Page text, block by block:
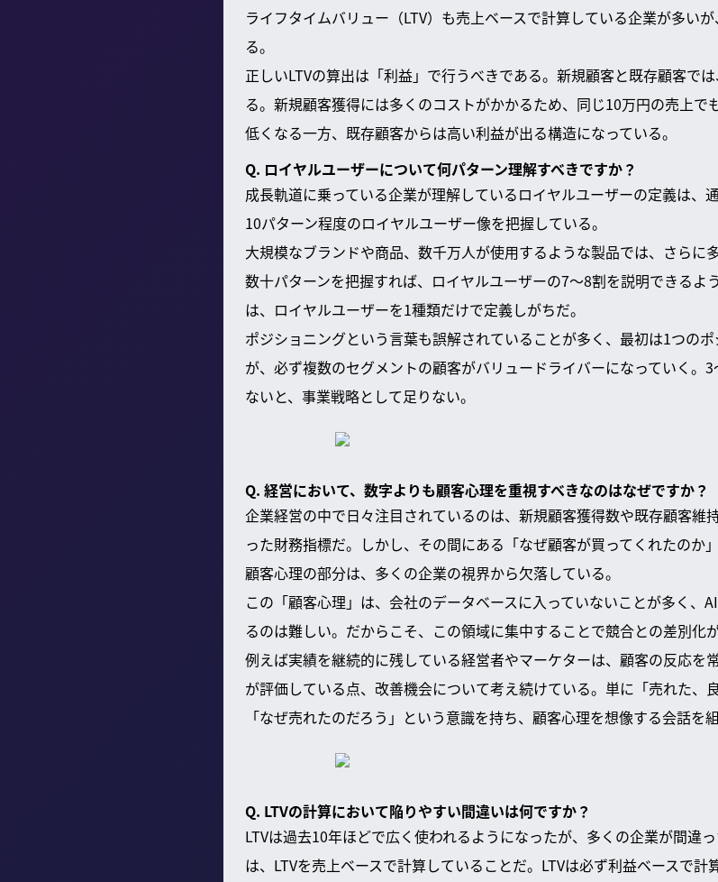
ライフタイムバリュー（LTV）も売上ベースで計算している企業が多い
る。
正しいLTVの算出は「利益」で行うべきである。新規顧客と既存顧客で
る。新規顧客獲得には多くのコストがかかるため、同じ10万円の売上
低くなる一方、既存顧客からは高い利益が出る構造になっている。
Q. ロイヤルユーザーについて何パターン理解すべきですか？
成長軌道に乗っている企業が理解しているロイヤルユーザーの定義は、
10パターン程度のロイヤルユーザー像を把握している。
大規模なブランドや商品、数千万人が使用するような製品では、さらに
数十パターンを把握すれば、ロイヤルユーザーの7〜8割を説明できるよ
は、ロイヤルユーザーを1種類だけで定義しがちだ。
ポジショニングという言葉も誤解されていることが多く、最初は1つの
が、必ず複数のセグメントの顧客がバリュードライバーになっていく。
ないと、事業戦略として足りない。
Q. 経営において、数字よりも顧客心理を重視すべきなのはなぜですか？
企業経営の中で日々注目されているのは、新規顧客獲得数や既存顧客維
った財務指標だ。しかし、その間にある「なぜ顧客が買ってくれたのか
顧客心理の部分は、多くの企業の視界から欠落している。
この「顧客心理」は、会社のデータベースに入っていないことが多く、
るのは難しい。だからこそ、この領域に集中することで競合との差別化
例えば実績を継続的に残している経営者やマーケターは、顧客の反応を
が評価している点、改善機会について考え続けている。単に「売れた、
「なぜ売れたのだろう」という意識を持ち、顧客心理を想像する会話を
Q. LTVの計算において陥りやすい間違いは何ですか？
LTVは過去10年ほどで広く使われるようになったが、多くの企業が間違
は、LTVを売上ベースで計算していることだ。LTVは必ず利益ベースで計